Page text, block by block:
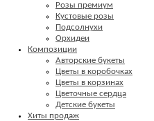
Розы премиум
Кустовые розы
Подсолнухи
Орхидеи
Композиции
Авторские букеты
Цветы в коробочках
Цветы в корзинах
Цветочные сердца
Детские букеты
Хиты продаж